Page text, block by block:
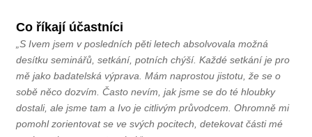
Co říkají účastníci
„S Ivem jsem v posledních pěti letech absolvovala možná
desítku seminářů, setkání, potních chýší. Každé setkání je pro
mě jako badatelská výprava. Mám naprostou jistotu, že se o
sobě něco dozvím. Často nevím, jak jsme se do té hloubky
dostali, ale jsme tam a Ivo je citlivým průvodcem. Ohromně mi
pomohl zorientovat se ve svých pocitech, detekovat části mé